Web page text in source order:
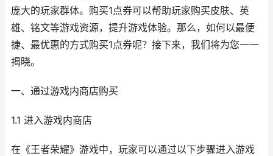
庞大的玩家群体。购买1点券可以帮助玩家购买皮肤、英
雄、铭文等游戏资源，提升游戏体验。那么，如何以最便
捷、最优惠的方式购买1点券呢？接下来，我们将为您一一
揭晓。
一、通过游戏内商店购买
1.1 进入游戏内商店
在《王者荣耀》游戏中，玩家可以通过以下步骤进入游戏